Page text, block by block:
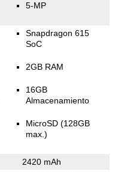
5-MP
Snapdragon 615
SoC
2GB RAM
16GB
Almacenamiento
MicroSD (128GB
max.)
2420 mAh